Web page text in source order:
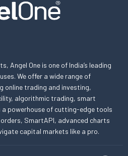
Angel One is one of India’s leading
We offer a wide range of
online trading and investing,
algorithmic trading, smart
a powerhouse of cutting-edge tools
SmartAPI, advanced charts
capital markets like a pro.